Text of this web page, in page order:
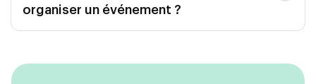
organiser un événement ?